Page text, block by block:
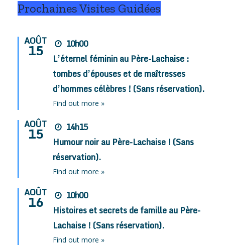
Prochaines Visites Guidées
AOÛT
15
10h00
L’éternel féminin au Père-Lachaise :
tombes d’épouses et de maîtresses
d’hommes célèbres ! (Sans réservation).
Find out more »
AOÛT
15
14h15
Humour noir au Père-Lachaise ! (Sans
réservation).
Find out more »
AOÛT
16
10h00
Histoires et secrets de famille au Père-
Lachaise ! (Sans réservation).
Find out more »